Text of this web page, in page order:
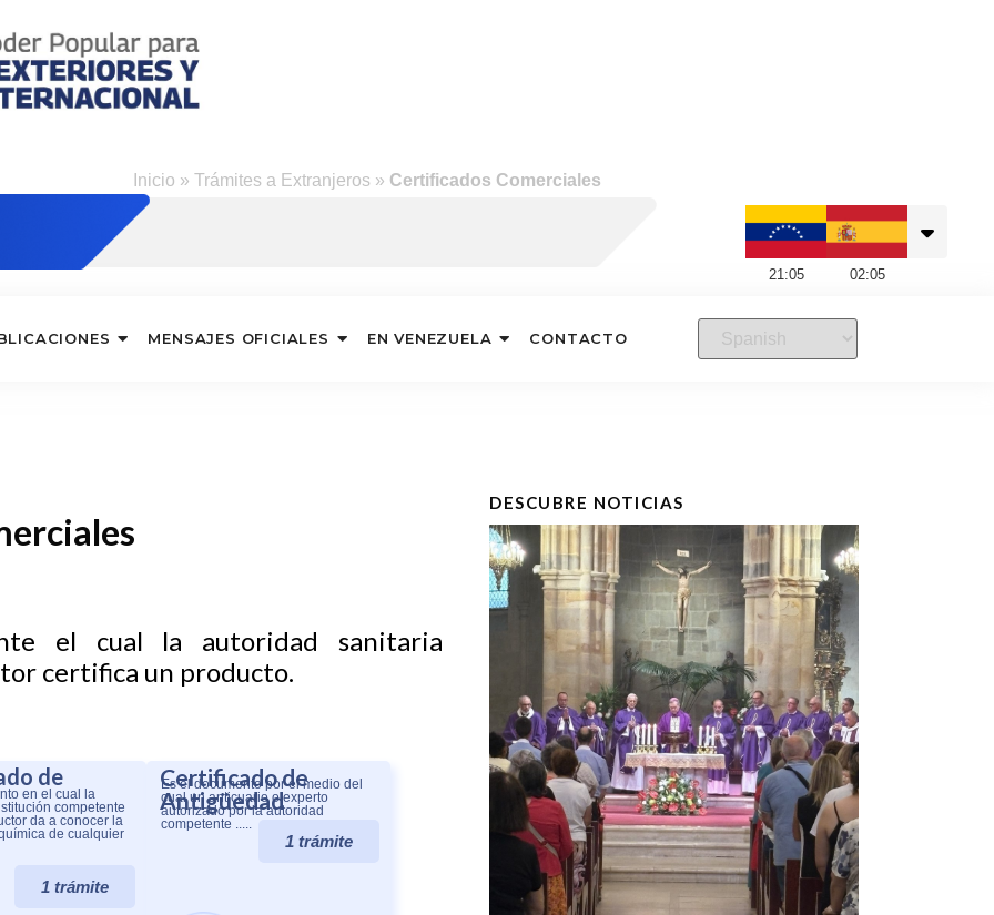
Inicio » Trámites a Extranjeros » Certificados Comerciales
21 :05 02:05
MENSAJES OFICIALES EN VENEZUELA CONTACTO
el cual la autoridad sanitaria
certifica un producto.
de
en el cual la
competente
da a conocer la
de cualquier
1 trámite
Certificado de
Antigüedad
Es el documento por el medio del
cual un anticuario o experto
autorizado por la autoridad
competente .....
1 trámite
DESCUBRE NOTICIAS